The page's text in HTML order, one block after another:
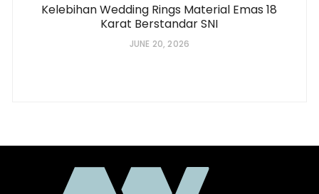
Kelebihan Wedding Rings Material Emas 18
Karat Berstandar SNI
JUNE 20, 2026